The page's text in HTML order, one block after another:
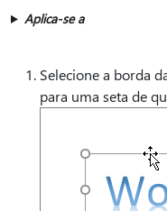
Aplica-se a
Selecione a borda
para uma seta de